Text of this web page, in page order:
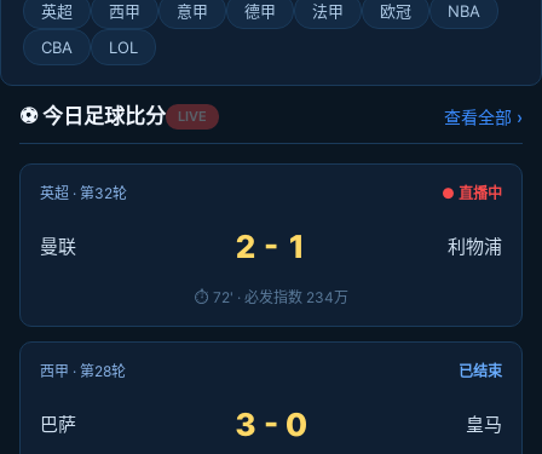
英超 西甲 意甲 德甲 法甲 欧冠
NBA
CBA
LOL
⚽ 今日足球比分 LIVE 查看全部 ›
英超 · 第32轮 ● 直播中
曼联 2 - 1 利物浦
⏱ 72' · 必发指数 234万
西甲 · 第28轮 已结束
巴萨 3 - 0 皇马